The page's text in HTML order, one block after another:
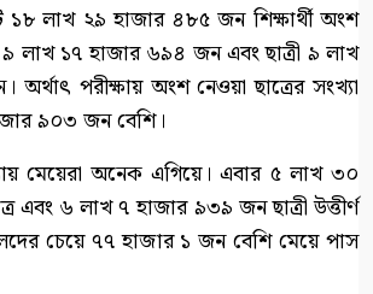
১৮ লাখ ২৯ হাজার ৪৮৫ জন শিক্ষার্থী অংশ
৯ লাখ ১৭ হাজার ৬৯৪ জন এবং ছাত্রী ৯ লাখ
পরীক্ষায় অংশ নেওয়া ছাত্রের সংখ্যা
৯০৩ জন বেশি।
মেয়েরা অনেক এগিয়ে। এবার ৫ লাখ ৩০
এবং ৬ লাখ ৭ হাজার ৯৩৯ জন ছাত্রী উত্তীর্ণ
চেয়ে ৭৭ হাজার ১ জন বেশি মেয়ে পাস